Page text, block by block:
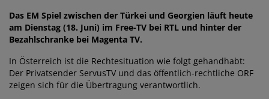
Das EM Spiel zwischen der Türkei und Georgien läuft heute
am Dienstag (18. Juni) im Free-TV bei RTL und hinter der
Bezahlschranke bei Magenta TV.
In Österreich ist die Rechtesituation wie folgt gehandhabt:
Der Privatsender ServusTV und das öffentlich-rechtliche ORF
zeigen sich für die Übertragung verantwortlich.